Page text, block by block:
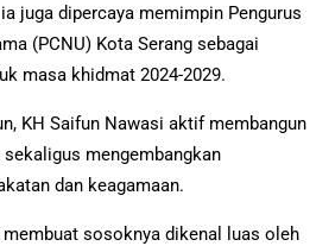
juga dipercaya memimpin Pengurus
(PCNU) Kota Serang sebagai
masa khidmat 2024-2029.
KH Saifun Nawasi aktif membangun
mengembangkan
dan keagamaan.
sosoknya dikenal luas oleh